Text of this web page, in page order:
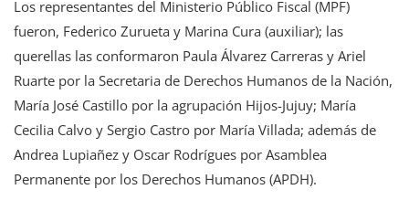
Los representantes del Ministerio Público Fiscal (MPF)
fueron, Federico Zurueta y Marina Cura (auxiliar); las
querellas las conformaron Paula Álvarez Carreras y Ariel
Ruarte por la Secretaria de Derechos Humanos de la Nación,
María José Castillo por la agrupación Hijos-Jujuy; María
Cecilia Calvo y Sergio Castro por María Villada; además de
Andrea Lupiañez y Oscar Rodrígues por Asamblea
Permanente por los Derechos Humanos (APDH).